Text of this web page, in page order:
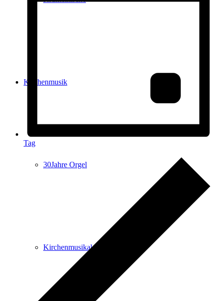
Kirchenmusik
30Jahre Orgel
Kirchenmusikakademie
Tag